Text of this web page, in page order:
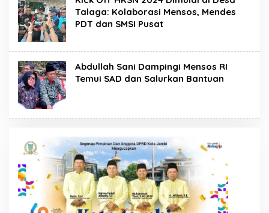
Talaga: Kolaborasi Mensos, Mendes
PDT dan SMSI Pusat
Abdullah Sani Dampingi Mensos RI
Temui SAD dan Salurkan Bantuan